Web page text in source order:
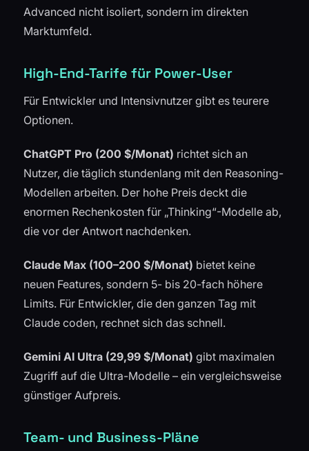
Advanced nicht isoliert, sondern im direkten
Marktumfeld.
High-End-Tarife für Power-User
Für Entwickler und Intensivnutzer gibt es teurere
Optionen.
ChatGPT Pro (200 $/Monat) richtet sich an
Nutzer, die täglich stundenlang mit den Reasoning-
Modellen arbeiten. Der hohe Preis deckt die
enormen Rechenkosten für „Thinking“-Modelle ab,
die vor der Antwort nachdenken.
Claude Max (100–200 $/Monat) bietet keine
neuen Features, sondern 5- bis 20-fach höhere
Limits. Für Entwickler, die den ganzen Tag mit
Claude coden, rechnet sich das schnell.
Gemini AI Ultra (29,99 $/Monat) gibt maximalen
Zugriff auf die Ultra-Modelle – ein vergleichsweise
günstiger Aufpreis.
Team- und Business-Pläne